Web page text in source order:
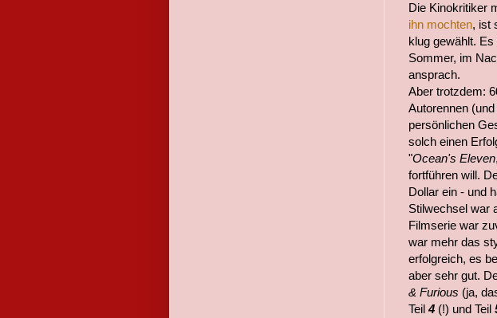
Die Kinokritiker
ihn mochten, ist
klug gewählt.
Sommer, im
ansprach.
Aber trotzdem:
Autorennen
persönlichen
solch einen
"Ocean's Eleven
fortführen will.
Dollar ein - und
Stilwechsel war
Filmserie war
war mehr das
erfolgreich, es
aber sehr gut.
& Furious (ja,
Teil4 (!) und Teil